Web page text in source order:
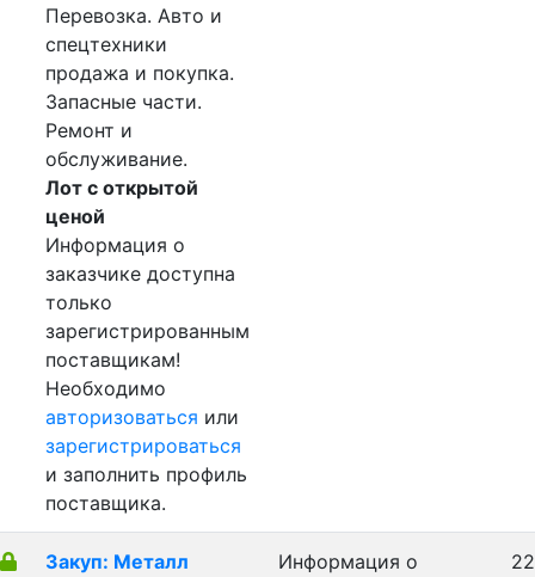
Перевозка. Авто и
спецтехники
продажа и покупка.
Запасные части.
Ремонт и
обслуживание.
Лот с открытой
ценой
Информация о
заказчике доступна
только
зарегистрированным
поставщикам!
Необходимо
авторизоваться или
зарегистрироваться
и заполнить профиль
поставщика.
Закуп: Металл
Информация о